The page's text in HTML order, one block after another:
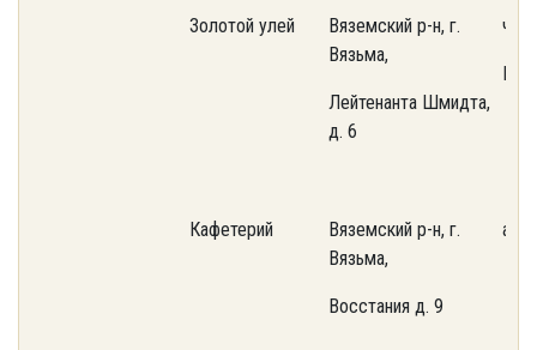
Золотой улей
Вяземский р-н, г.
Вязьма,
Лейтенанта Шмидта,
д. 6
ИП
Кафетерий
Вяземский р-н, г.
Вязьма,
Восстания д. 9